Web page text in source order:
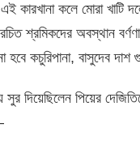
কারখানা কলে মোরা খাটি
শ্রমিকদের অবস্থান
হবে কচুরিপানা, বাসুদেব দাশ
দিয়েছিলেন পিয়ের